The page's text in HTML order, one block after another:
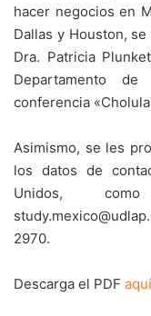
hacer negocios en
Dallas y Houston,
Dra. Patricia
Departamento
conferencia
Asimismo, se les
los datos de
Unidos,
2970.
Descarga el PDF